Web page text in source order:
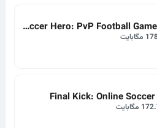
ساکر هیرو Soccer Hero: PvP Football Game